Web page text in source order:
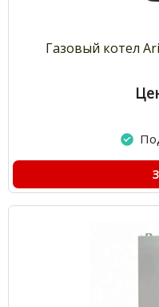
Газовый котел